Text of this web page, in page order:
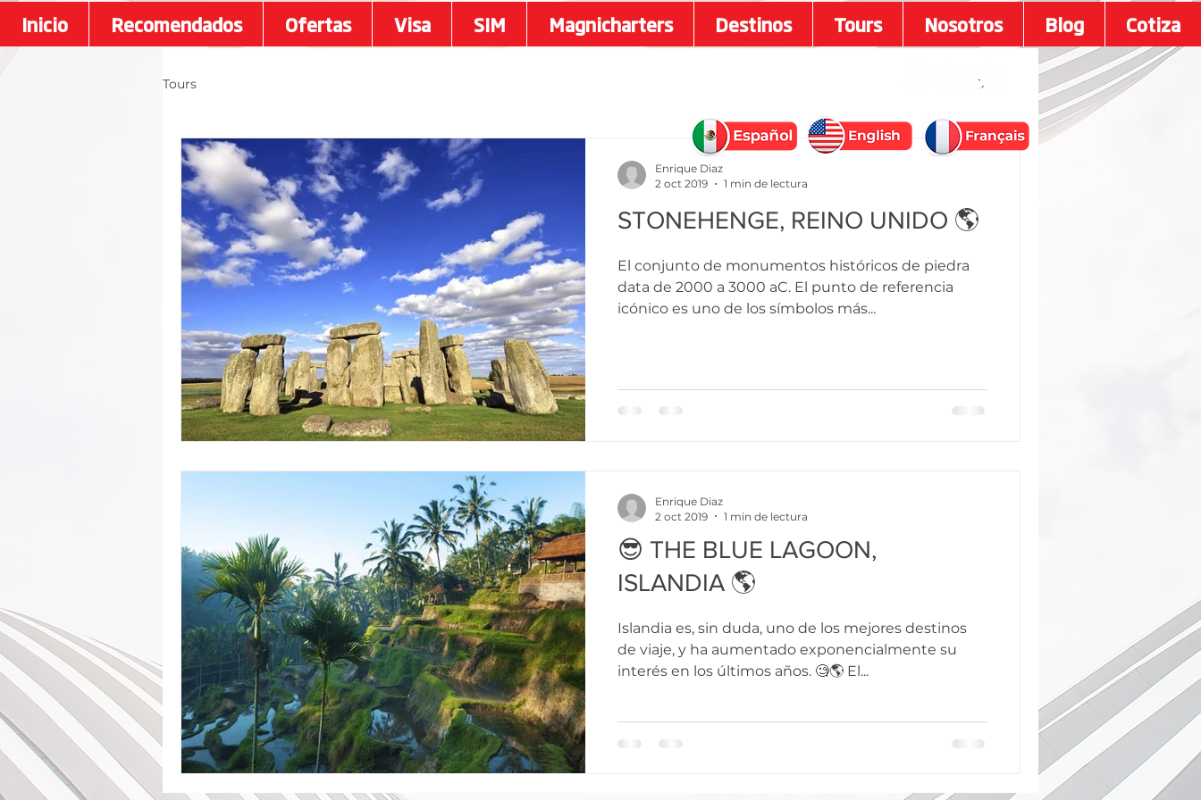
Inicio Recomendados Ofertas Visa SIM Magnicharters Destinos Tours Nosotros Blog Cotiza
Tours
STONEHENGE, REINO UNIDO 🌎
El conjunto de monumentos históricos de piedra
data de 2000 a 3000 aC. El punto de referencia
icónico es uno de los símbolos más...
Enrique Diaz
2 oct 2019
1 min de lectura
😎 THE BLUE LAGOON,
ISLANDIA 🌎
Islandia es, sin duda, uno de los mejores destinos
de viaje, y ha aumentado exponencialmente su
interés en los últimos años. 🧐🌎 El...
Enrique Diaz
2 oct 2019
1 min de lectura